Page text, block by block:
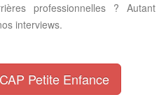
professionnelles ? Autant
interviews.
Petite Enfance